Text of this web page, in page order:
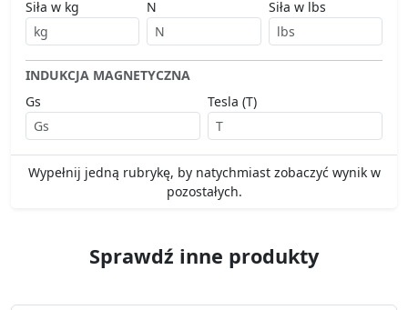
Siła w kg
N Siła w lbs
INDUKCJA MAGNETYCZNA
Gs
Tesla (T)
Wypełnij jedną rubrykę, by natychmiast zobaczyć wynik w
pozostałych.
Sprawdź inne produkty